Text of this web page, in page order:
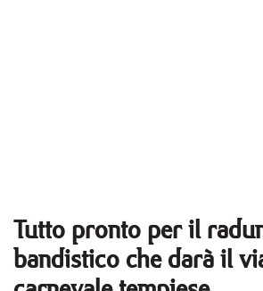
Tutto pronto per il
bandistico che darà il